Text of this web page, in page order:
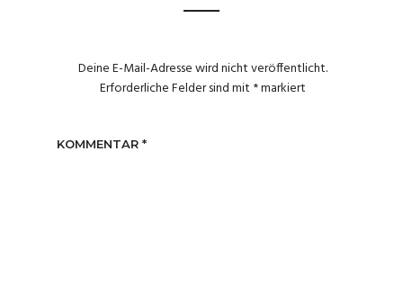
Deine E-Mail-Adresse wird nicht veröffentlicht.
Erforderliche Felder sind mit *markiert
KOMMENTAR *